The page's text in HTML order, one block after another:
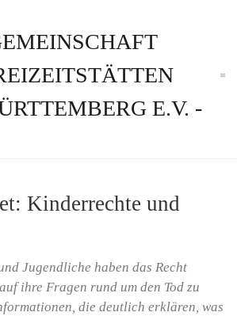
Kinderrechte und
Jugendliche haben das Recht
ihre Fragen rund um den Tod zu
die deutlich erklären, was